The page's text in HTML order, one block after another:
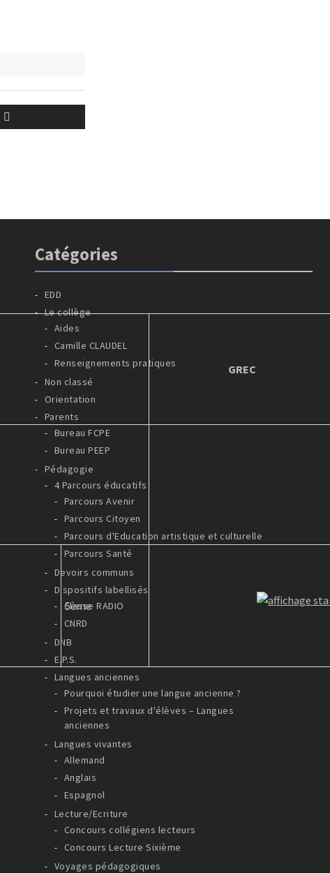
GREC
5ème
Catégories
EDD
Le collège
Aides
Camille CLAUDEL
Renseignements pratiques
Non classé
Orientation
Parents
Bureau FCPE
Bureau PEEP
Pédagogie
4 Parcours éducatifs
Parcours Avenir
Parcours Citoyen
Parcours d'Education artistique et culturelle
Parcours Santé
Devoirs communs
Dispositifs labellisés
Classe RADIO
CNRD
DNB
E.P.S.
Langues anciennes
Pourquoi étudier une langue ancienne ?
Projets et travaux d'élèves – Langues
anciennes
Langues vivantes
Allemand
Anglais
Espagnol
Lecture/Ecriture
Concours collégiens lecteurs
Concours Lecture Sixième
Voyages pédagogiques